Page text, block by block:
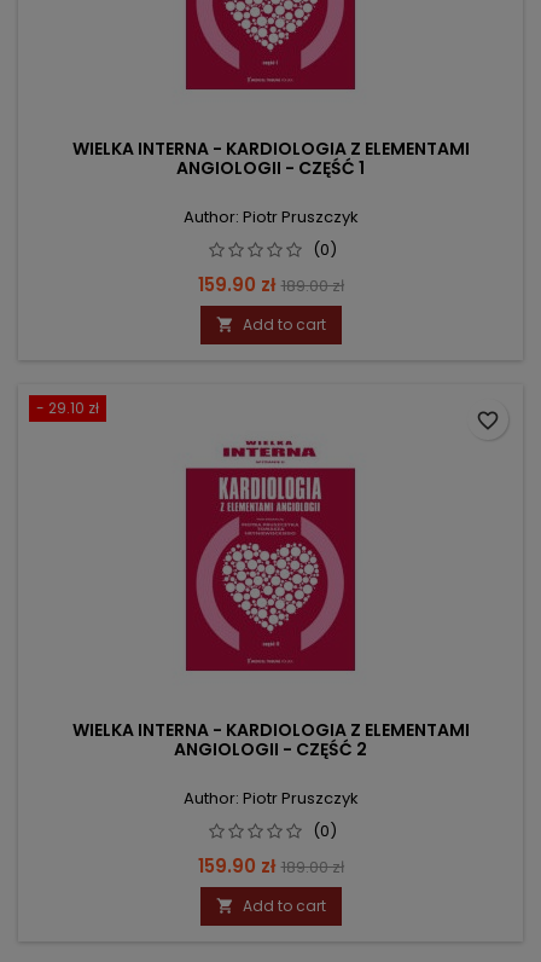
WIELKA INTERNA - KARDIOLOGIA Z ELEMENTAMI
ANGIOLOGII - CZĘŚĆ 1
Author: Piotr Pruszczyk
(0)
Price
159.90 zł Regular
price
189.00 zł
 Add to cart
- 29.10 zł
WIELKA INTERNA - KARDIOLOGIA Z ELEMENTAMI
ANGIOLOGII - CZĘŚĆ 2
Author: Piotr Pruszczyk
(0)
Price
159.90 zł Regular
price
189.00 zł
 Add to cart
favorite_border